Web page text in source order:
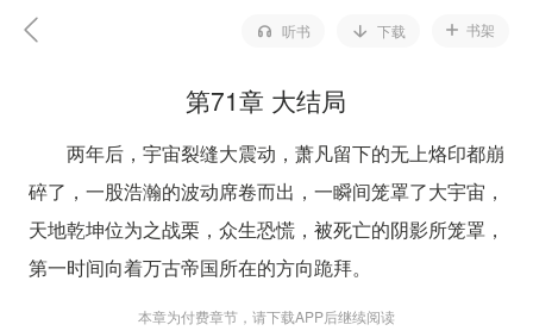
听书 下载 书架
第71章 大结局
两年后，宇宙裂缝大震动，萧凡留下的无上烙印都崩
碎了，一股浩瀚的波动席卷而出，一瞬间笼罩了大宇宙，
天地乾坤位为之战栗，众生恐慌，被死亡的阴影所笼罩，
第一时间向着万古帝国所在的方向跪拜。
万古帝国皇宫内，萧凡立身在皇天神台上，一双眸子
本章为付费章节，请下载APP后继续阅读